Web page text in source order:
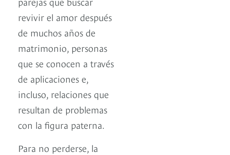
revivir el amor después
de muchos años de
matrimonio, personas
que se conocen a través
de aplicaciones e,
incluso, relaciones que
resultan de problemas
con la figura paterna.
Para no perderse, la